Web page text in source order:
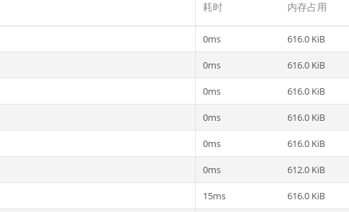
耗时 内存占用
0ms 616.0 KiB
0ms 616.0 KiB
0ms 616.0 KiB
0ms 616.0 KiB
0ms 616.0 KiB
0ms 612.0 KiB
15ms 616.0 KiB